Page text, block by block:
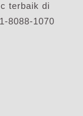
terbaik di
8088-1070